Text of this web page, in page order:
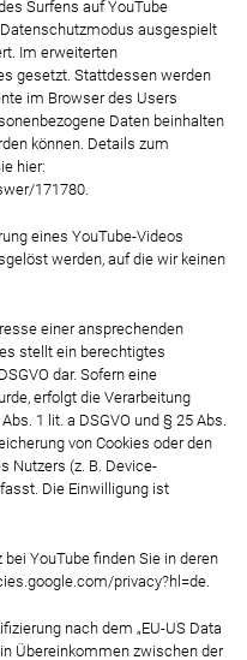
Surfens auf YouTube
ausgespielt
Im erweiterten
gesetzt. Stattdessen werden
im Browser des Users
Daten beinhalten
können. Details zum
hier:
171780.
eines YouTube-Videos
werden, auf die wir keinen
einer ansprechenden
stellt ein berechtigtes
dar. Sofern eine
erfolgt die Verarbeitung
1 lit. a DSGVO und § 25 Abs.
von Cookies oder den
Nutzers (z. B. Device-
Die Einwilligung ist
YouTube finden Sie in deren
privacy?hl=de.
nach dem „EU-US Data
Übereinkommen zwischen der